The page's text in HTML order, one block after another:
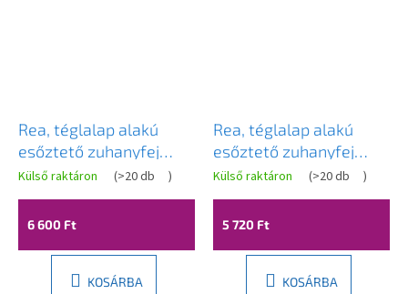
Rea, téglalap alakú
esőztető zuhanyfej
380x210 mm, JS-032,
fényes arany, REA-
P0395
Külső raktáron (>20 db )
6 600 Ft
KOSÁRBA
Rea, téglalap alakú
esőztető zuhanyfej
380x210 mm, JS-032,
króm, REA-P0392
Külső raktáron (>20 db )
5 720 Ft
KOSÁRBA